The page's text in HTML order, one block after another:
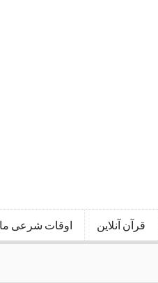
اوقات شرعی ماه قرآن آنلاین